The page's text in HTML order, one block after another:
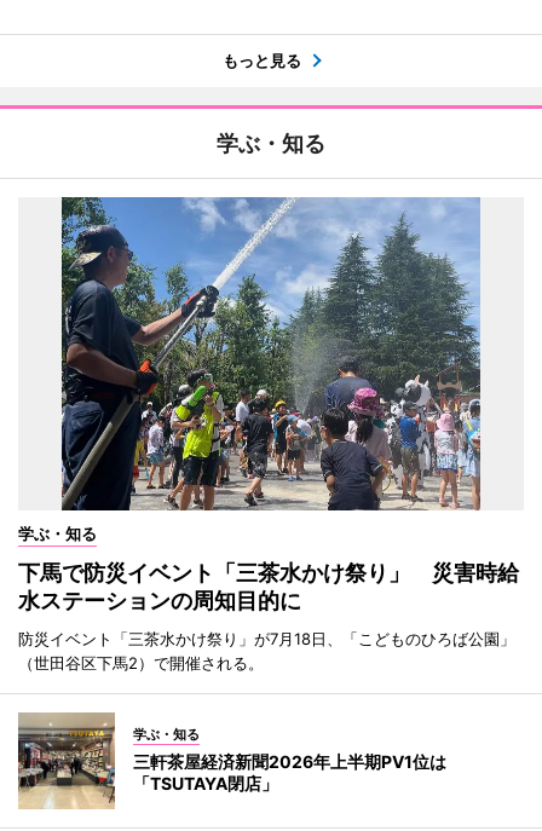
もっと見る
学ぶ・知る
学ぶ・知る
下馬で防災イベント「三茶水かけ祭り」 災害時給
水ステーションの周知目的に
防災イベント「三茶水かけ祭り」が7月18日、「こどものひろば公園」
（世田谷区下馬2）で開催される。
学ぶ・知る
三軒茶屋経済新聞2026年上半期PV1位は
「TSUTAYA閉店」